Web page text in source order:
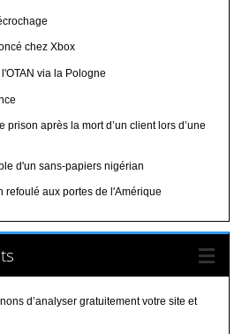
chez Xbox
via la Pologne
prison après la mort d’un client lors d’une
d'un sans-papiers nigérian
refoulé aux portes de l'Amérique
d’analyser gratuitement votre site et